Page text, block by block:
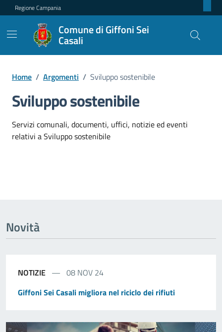
Regione Campania
Comune di Giffoni Sei
Casali
Home / Argomenti / Sviluppo sostenibile
Sviluppo sostenibile
Dettagli dell'argomento
Servizi comunali, documenti, uffici, notizie ed eventi
relativi a Sviluppo sostenibile
Novità
NOTIZIE
08 NOV 24
Giffoni Sei Casali migliora nel riciclo dei rifiuti